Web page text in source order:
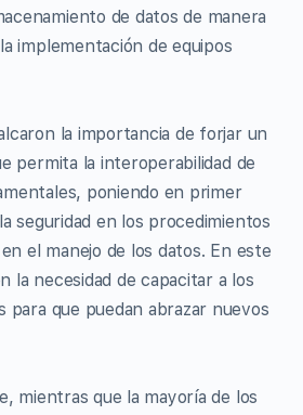
de datos de manera
implementación de equipos
la importancia de forjar un
permita la interoperabilidad de
poniendo en primer
seguridad en los procedimientos
el manejo de los datos. En este
la necesidad de capacitar a los
para que puedan abrazar nuevos
mientras que la mayoría de los